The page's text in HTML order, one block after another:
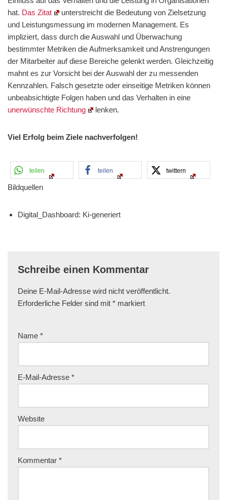
hat. Das Zitat
unterstreicht die Bedeutung von Zielsetzung
und Leistungsmessung im modernen Management. Es
impliziert, dass durch die Auswahl und Überwachung
bestimmter Metriken die Aufmerksamkeit und Anstrengungen
der Mitarbeiter auf diese Bereiche gelenkt werden. Gleichzeitig
mahnt es zur Vorsicht bei der Auswahl der zu messenden
Kennzahlen. Falsch gesetzte oder einseitige Metriken können
unbeabsichtigte Folgen haben und das Verhalten in eine
unerwünschte Richtung
lenken.
Viel Erfolg beim Ziele nachverfolgen!
teilen teilen twittern
Bildquellen
Digital_Dashboard: Ki-generiert
Schreibe einen Kommentar
Deine E-Mail-Adresse wird nicht veröffentlicht.
Erforderliche Felder sind mit * markiert
Name *
E-Mail-Adresse *
Website
Kommentar *